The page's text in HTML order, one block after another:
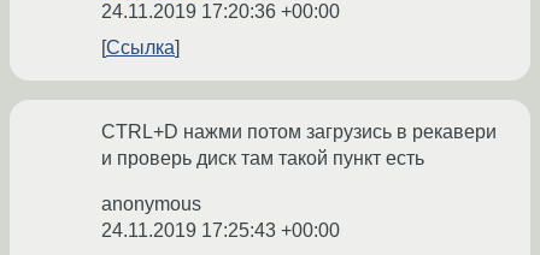
24.11.2019 17:20:36 +00:00
Ссылка
CTRL+D нажми потом загрузись в рекавери
и проверь диск там такой пункт есть
anonymous
24.11.2019 17:25:43 +00:00